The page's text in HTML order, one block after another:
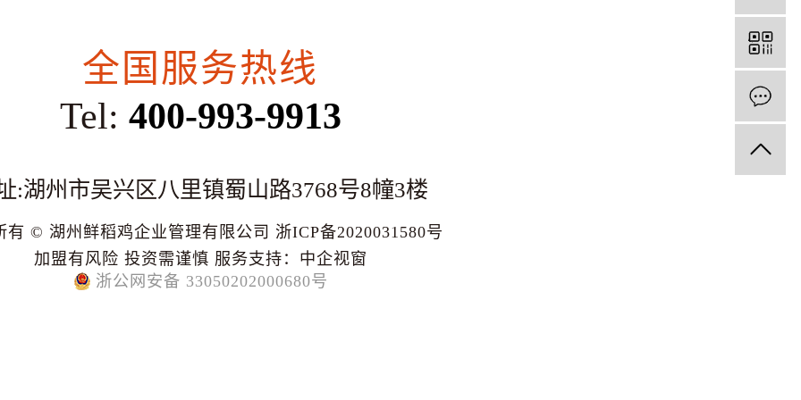
全国服务热线
Tel: 400-993-9913
:湖州市吴兴区八里镇蜀山路3768号8幢3楼
有 © 湖州鲜稻鸡企业管理有限公司 浙ICP备2020031580号
加盟有风险 投资需谨慎 服务支持： 中企视窗
浙公网安备 33050202000680号